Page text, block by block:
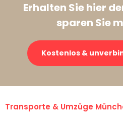
Erhalten Sie hier
sparen Sie
Kostenlos &
Transporte & Umzüge